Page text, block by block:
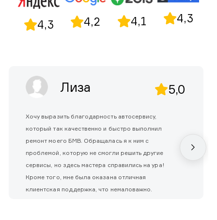
4,3 4,2 4,1 4,3
Лиза 5,0
Хочу выразить благодарность автосервису,
который так качественно и быстро выполнил
ремонт моего БМВ. Обращалась я к ним с
проблемой, которую не смогли решить другие
сервисы, но здесь мастера справились на ура!
Кроме того, мне была оказана отличная
клиентская поддержка, что немаловажно.